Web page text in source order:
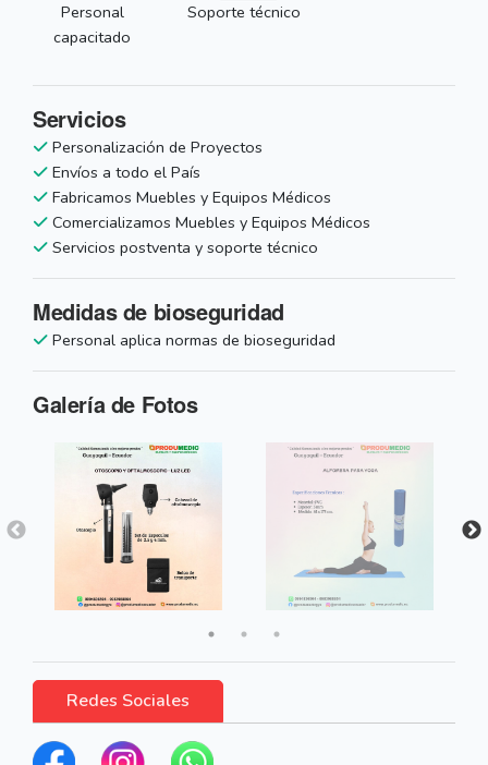
Personal
capacitado
Soporte técnico
Servicios
Personalización de Proyectos
Envíos a todo el País
Fabricamos Muebles y Equipos Médicos
Comercializamos Muebles y Equipos Médicos
Servicios postventa y soporte técnico
Medidas de bioseguridad
Personal aplica normas de bioseguridad
Galería de Fotos
Redes Sociales